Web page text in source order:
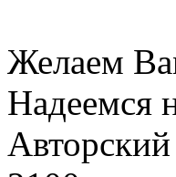
Желаем
Надеемся